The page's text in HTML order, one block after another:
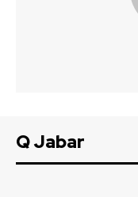
Q Jabar